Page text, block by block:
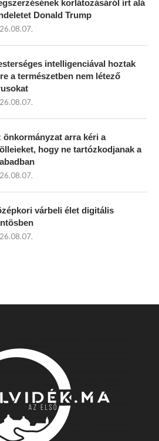
korlátozásáról írt alá
Donald Trump
intelligenciával hoztak
a természetben nem létező
önkormányzat arra kéri a
hogy ne tartózkodjanak a
várbeli élet digitális